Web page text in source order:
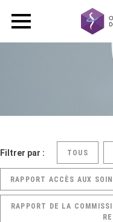
Filtrer par : TOUS
RAPPORT ACCÈS AUX
RAPPORT DE LA